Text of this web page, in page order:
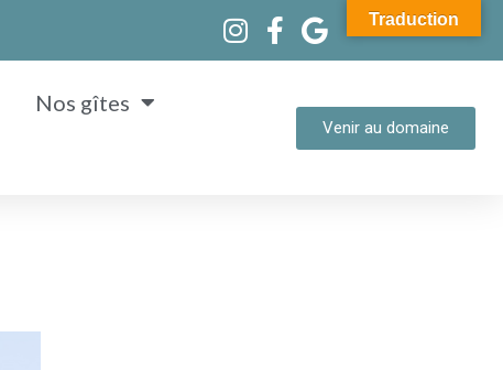
Nos gîtes
Venir au domaine
Traduction